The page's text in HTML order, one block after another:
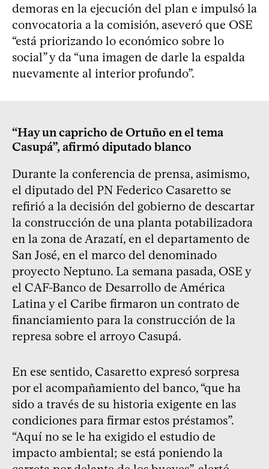
demoras en la ejecución del plan e impulsó la
convocatoria a la comisión, aseveró que OSE
“está priorizando lo económico sobre lo
social” y da “una imagen de darle la espalda
nuevamente al interior profundo”.
“Hay un capricho de Ortuño en el tema
Casupá”, afirmó diputado blanco
Durante la conferencia de prensa, asimismo,
el diputado del PN Federico Casaretto se
refirió a la decisión del gobierno de descartar
la construcción de una planta potabilizadora
en la zona de Arazatí, en el departamento de
San José, en el marco del denominado
proyecto Neptuno. La semana pasada, OSE y
el CAF-Banco de Desarrollo de América
Latina y el Caribe firmaron un contrato de
financiamiento para la construcción de la
represa sobre el arroyo Casupá.
En ese sentido, Casaretto expresó sorpresa
por el acompañamiento del banco, “que ha
sido a través de su historia exigente en las
condiciones para firmar estos préstamos”.
“Aquí no se le ha exigido el estudio de
impacto ambiental; se está poniendo la